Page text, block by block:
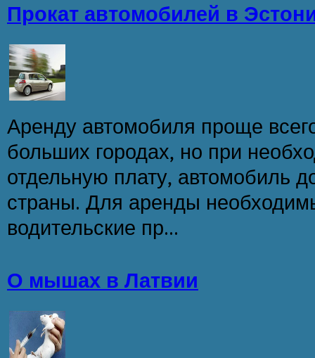
Прокат автомобилей в
Аренду автомобиля проще
больших городах, но при
отдельную плату, автомобиль
страны. Для аренды
водительские пр...
О мышах в Латвии